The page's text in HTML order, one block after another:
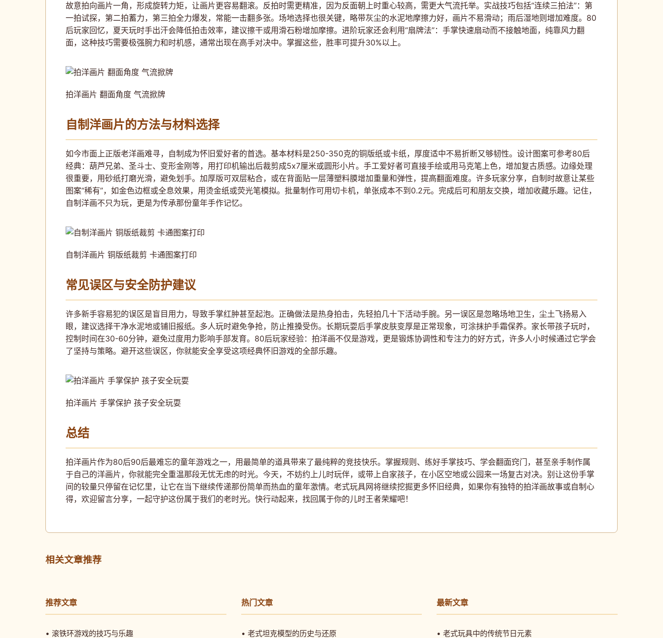
故意拍向画片一角，形成旋转力矩，让画片更容易翻滚。反拍时需更精准，因为反面朝上时重心较高，需更大气流托举。实战技巧包括“连续三拍法”：第
一拍试探，第二拍蓄力，第三拍全力爆发，常能一击翻多张。场地选择也很关键，略带灰尘的水泥地摩擦力好，画片不易滑动；雨后湿地则增加难度。80
后玩家回忆，夏天玩时手出汗会降低拍击效率，建议擦干或用滑石粉增加摩擦。进阶玩家还会利用“扇牌法”：手掌快速扇动而不接触地面，纯靠风力翻
面，这种技巧需要极强腕力和时机感，通常出现在高手对决中。掌握这些，胜率可提升30%以上。
拍洋画片 翻面角度 气流掀牌
自制洋画片的方法与材料选择
如今市面上正版老洋画难寻，自制成为怀旧爱好者的首选。基本材料是250-350克的铜版纸或卡纸，厚度适中不易折断又够韧性。设计图案可参考80后
经典：葫芦兄弟、圣斗士、变形金刚等，用打印机输出后裁剪成5x7厘米或圆形小片。手工爱好者可直接手绘或用马克笔上色，增加复古质感。边缘处理
很重要，用砂纸打磨光滑，避免划手。加厚版可双层粘合，或在背面贴一层薄塑料膜增加重量和弹性，提高翻面难度。许多玩家分享，自制时故意让某些
图案“稀有”，如金色边框或全息效果，用烫金纸或荧光笔模拟。批量制作可用切卡机，单张成本不到0.2元。完成后可和朋友交换，增加收藏乐趣。记住，
自制洋画不只为玩，更是为传承那份童年手作记忆。
自制洋画片 铜版纸裁剪 卡通图案打印
常见误区与安全防护建议
许多新手容易犯的误区是盲目用力，导致手掌红肿甚至起泡。正确做法是热身拍击，先轻拍几十下活动手腕。另一误区是忽略场地卫生，尘土飞扬易入
眼，建议选择干净水泥地或铺旧报纸。多人玩时避免争抢，防止推搡受伤。长期玩耍后手掌皮肤变厚是正常现象，可涂抹护手霜保养。家长带孩子玩时，
控制时间在30-60分钟，避免过度用力影响手部发育。80后玩家经验：拍洋画不仅是游戏，更是锻炼协调性和专注力的好方式，许多人小时候通过它学会
了坚持与策略。避开这些误区，你就能安全享受这项经典怀旧游戏的全部乐趣。
拍洋画片 手掌保护 孩子安全玩耍
总结
拍洋画片作为80后90后最难忘的童年游戏之一，用最简单的道具带来了最纯粹的竞技快乐。掌握规则、练好手掌技巧、学会翻面窍门，甚至亲手制作属
于自己的洋画片，你就能完全重温那段无忧无虑的时光。今天，不妨约上儿时玩伴，或带上自家孩子，在小区空地或公园来一场复古对决。别让这份手掌
间的较量只停留在记忆里，让它在当下继续传递那份简单而热血的童年激情。老式玩具网将继续挖掘更多怀旧经典，如果你有独特的拍洋画故事或自制心
得，欢迎留言分享，一起守护这份属于我们的老时光。快行动起来，找回属于你的儿时王者荣耀吧！
相关文章推荐
推荐文章
• 滚铁环游戏的技巧与乐趣
热门文章
• 老式坦克模型的历史与还原
最新文章
• 老式玩具中的传统节日元素